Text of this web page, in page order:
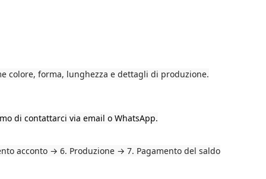
colore, forma, lunghezza e dettagli di produzione.
di contattarci via email o WhatsApp.
acconto → 6. Produzione → 7. Pagamento del saldo